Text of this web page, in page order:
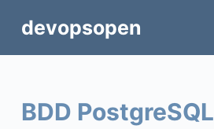
i
o
devopsopen
BDD PostgreSQL